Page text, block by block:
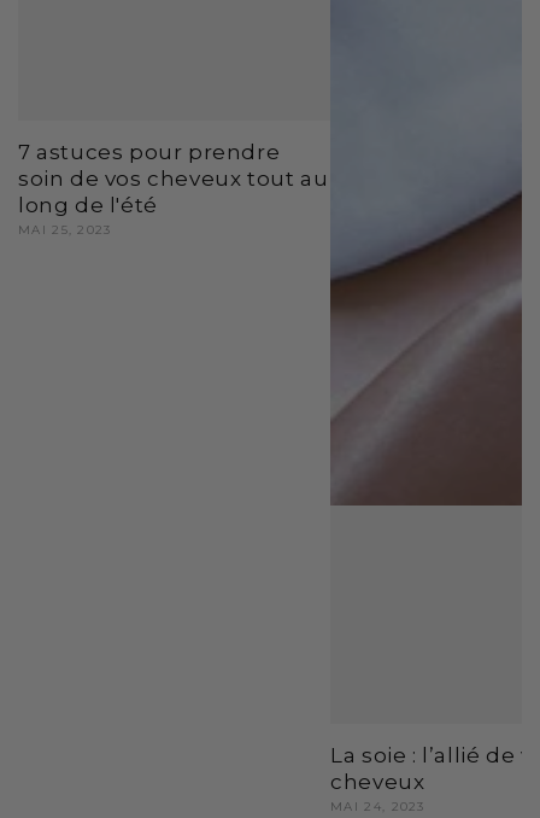
7 astuces pour prendre
soin de vos cheveux tout au
long de l'été
MAI 25, 2023
La soie : l’allié de
cheveux
MAI 24, 2023